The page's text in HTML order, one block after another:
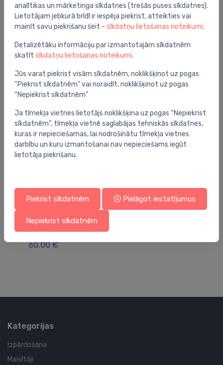
dušas vads Axor Starck, 2000 mm, brushed nickel
Dušas vadi
dušas vads, 1600 mm, polished black chrome
60.00 €
Kategorijas
Izpārdošana
Maisītāji
analītikas un mārketinga sīkdatnes (trešās puses sīkdatnes).
Lietotājam jebkurā brīdī ir iespēja piekrist, atteikties vai
mainīt savu piekrišanu šeit - sīkdatņu lietošanas noteikumi.
Detalizētāku informāciju par izmantotajām sīkdatnēm
skatīt sīkdatņu lietošanas noteikumi.
Jūs varat piekrist visām sīkdatnēm, noklikšķinot uz pogas
“Piekrist sīkdatnēm” vai noraidīt, noklikšķinot uz pogas
“Nepiekrist sīkdatnēm”
Ja tīmekļa vietnes lietotājs noklikšķina uz pogas “Nepiekrist
sīkdatnēm”, tīmekļa vietnē saglabājas tehniskās sīkdatnes,
kuras ir nepieciešamas, lai nodrošinātu tīmekļa vietnes
darbību un kuru izmantošanai nav nepieciešams iegūt
lietotāja piekrišanu.
Piekrist sīkdatnēm Pielāgot iestatījumus
Nepiekrist sīkdatnēm